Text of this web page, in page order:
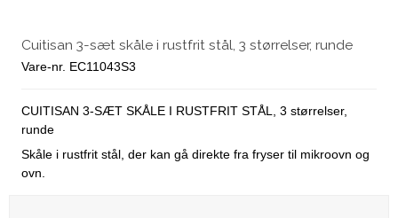
Cuitisan 3-sæt skåle i rustfrit stål, 3 størrelser, runde
Vare-nr. EC11043S3
CUITISAN 3-SÆT SKÅLE I RUSTFRIT STÅL, 3 størrelser,
runde
Skåle i rustfrit stål, der kan gå direkte fra fryser til mikroovn og
ovn.